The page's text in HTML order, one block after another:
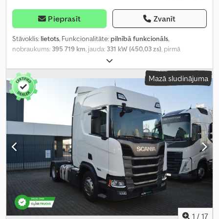
Pieprasīt Zvanīt
Stāvoklis: lietots, Funkcionalitāte: pilnībā funkcionāls,
nobraukums: 395 719 km, jauda: 331 kW (450,03 zs), pirmā
, degvielas veids:
svars:8 253 kg, asu konfigurācija:4x2, riteņu bāze:375 mm, krāsa:
balts, pārnesuma veids: automātisks, emisijas klase:Euro 6,
Ražošanas gads:
2023, cilindru skaits:6, dzinēja tilpums:
cm³, stūres rata pozīcija:kreisais , Aprīkojums:
pilna apkope
vēsture, stūres pastiprinātājs,
Mazā sludinājuma
1 / 17